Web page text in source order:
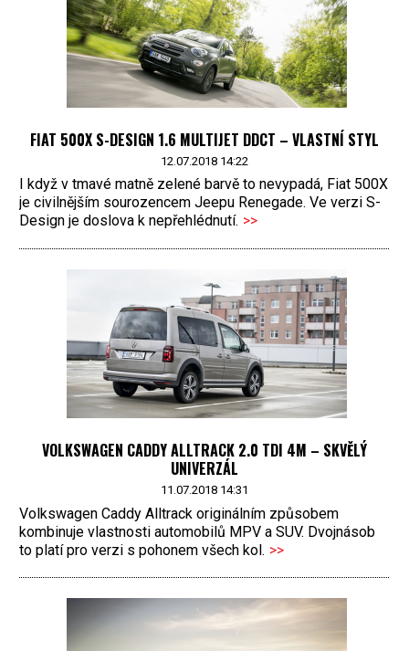
FIAT 500X S-DESIGN 1.6 MULTIJET DDCT – VLASTNÍ STYL
12.07.2018 14:22
I když v tmavé matně zelené barvě to nevypadá, Fiat 500X
je civilnějším sourozencem Jeepu Renegade. Ve verzi S-
Design je doslova k nepřehlédnutí. >>
VOLKSWAGEN CADDY ALLTRACK 2.0 TDI 4M – SKVĚLÝ
UNIVERZÁL
11.07.2018 14:31
Volkswagen Caddy Alltrack originálním způsobem
kombinuje vlastnosti automobilů MPV a SUV. Dvojnásob
to platí pro verzi s pohonem všech kol. >>